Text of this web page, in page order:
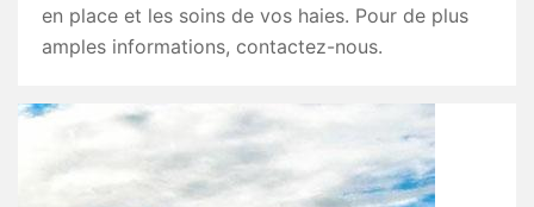
en place et les soins de vos haies. Pour de plus
amples informations, contactez-nous.